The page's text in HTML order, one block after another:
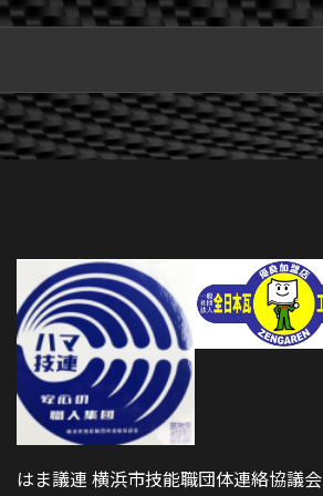
はま議連 横浜市技能職団体連絡協議会